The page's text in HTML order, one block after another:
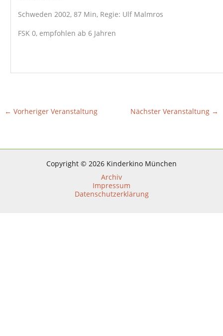
Schweden 2002, 87 Min, Regie: Ulf Malmros
FSK 0, empfohlen ab 6 Jahren
← Vorheriger Veranstaltung Nächster Veranstaltung →
Copyright © 2026 Kinderkino München
Archiv
Impressum
Datenschutzerklärung